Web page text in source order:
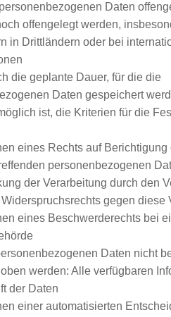
Daten
offengelegt werden,
in Drittländern oder bei
die geplante Dauer, für die die
Daten gespeichert
ist, die Kriterien für die
eines Rechts auf Berichtigung
personenbezogenen
der Verarbeitung durch den
gegen diese
eines Beschwerderechts bei
Daten nicht
werden: Alle verfügbaren
der Daten
einer automatisierten